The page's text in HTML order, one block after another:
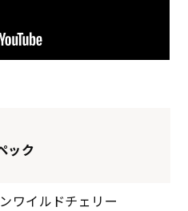
ック
ワイルドチェリー